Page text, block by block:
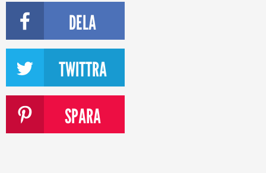
DELA
TWITTRA
SPARA